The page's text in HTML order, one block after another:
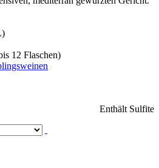
12 Flaschen)
Enthält Sulfite